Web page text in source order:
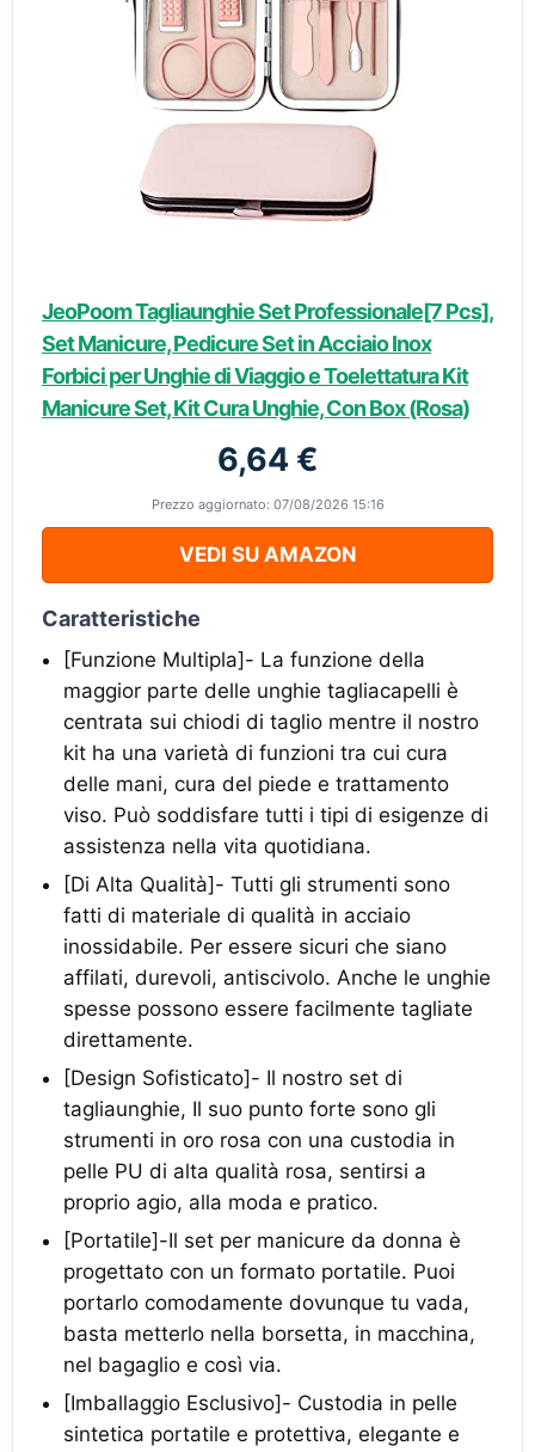
JeoPoom Tagliaunghie Set Professionale[7 Pcs],
Set Manicure, Pedicure Set in Acciaio Inox
Forbici per Unghie di Viaggio e Toelettatura Kit
Manicure Set, Kit Cura Unghie, Con Box (Rosa)
6,64 €
Prezzo aggiornato: 07/08/2026 15:16
VEDI SU AMAZON
Caratteristiche
[Funzione Multipla]- La funzione della
maggior parte delle unghie tagliacapelli è
centrata sui chiodi di taglio mentre il nostro
kit ha una varietà di funzioni tra cui cura
delle mani, cura del piede e trattamento
viso. Può soddisfare tutti i tipi di esigenze di
assistenza nella vita quotidiana.
[Di Alta Qualità]- Tutti gli strumenti sono
fatti di materiale di qualità in acciaio
inossidabile. Per essere sicuri che siano
affilati, durevoli, antiscivolo. Anche le unghie
spesse possono essere facilmente tagliate
direttamente.
[Design Sofisticato]- Il nostro set di
tagliaunghie, Il suo punto forte sono gli
strumenti in oro rosa con una custodia in
pelle PU di alta qualità rosa, sentirsi a
proprio agio, alla moda e pratico.
[Portatile]-Il set per manicure da donna è
progettato con un formato portatile. Puoi
portarlo comodamente dovunque tu vada,
basta metterlo nella borsetta, in macchina,
nel bagaglio e così via.
[Imballaggio Esclusivo]- Custodia in pelle
sintetica portatile e protettiva, elegante e